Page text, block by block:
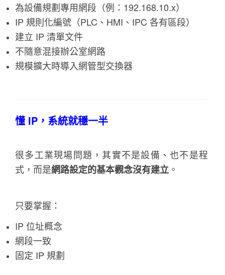
為設備規劃專用網段（例：192.168.10.x）
IP 規則化編號（PLC、HMI、IPC 各有區段）
建立 IP 清單文件
不隨意混接辦公室網路
規模擴大時導入網管型交換器
懂 IP，系統就穩一半
很多工業現場問題，其實不是設備、也不是程
式，而是網路設定的基本觀念沒有建立 。
只要掌握：
IP 位址概念
網段一致
固定 IP 規劃